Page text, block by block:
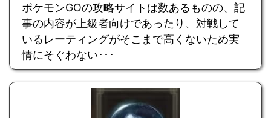
ポケモンGOの攻略サイトは数あるものの、記
事の内容が上級者向けであったり、対戦して
いるレーティングがそこまで高くないため実
情にそぐわない･･･